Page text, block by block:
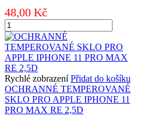
48,00 Kč
OCHRANNÉ
TEMPEROVANÉ
SKLO
PRO
SAMSUNG
A202
GALAXY
A20e
RE
Rychlé zobrazení Přidat do košíku
OCHRANNÉ TEMPEROVANÉ
SKLO PRO APPLE IPHONE 11
PRO MAX RE 2,5D